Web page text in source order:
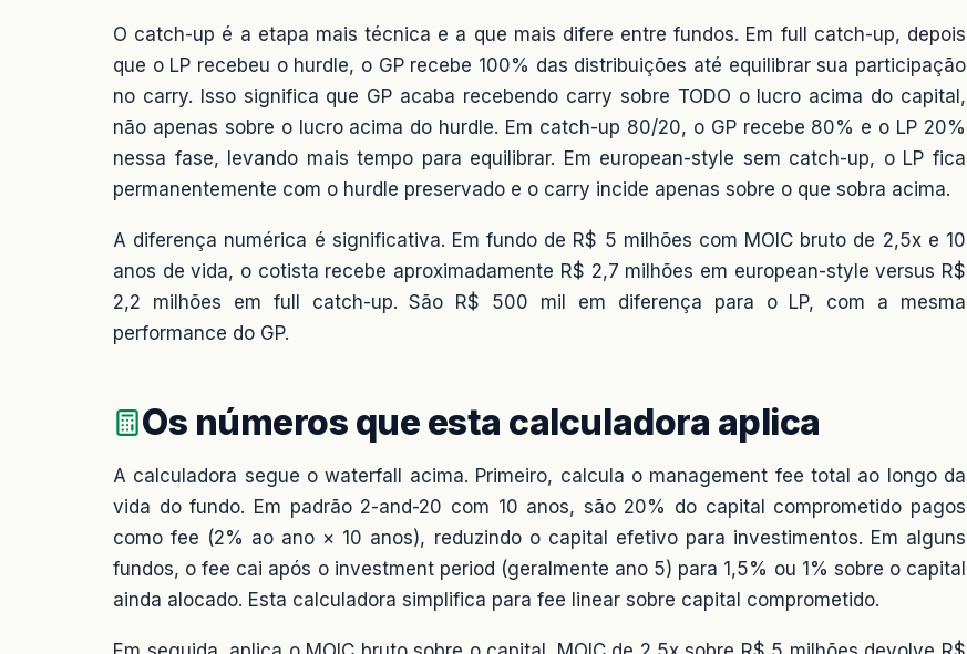
O catch-up é a etapa mais técnica e a que mais difere entre fundos. Em full catch-up, depois
que o LP recebeu o hurdle, o GP recebe 100% das distribuições até equilibrar sua participação
no carry. Isso significa que GP acaba recebendo carry sobre TODO o lucro acima do capital,
não apenas sobre o lucro acima do hurdle. Em catch-up 80/20, o GP recebe 80% e o LP 20%
nessa fase, levando mais tempo para equilibrar. Em european-style sem catch-up, o LP fica
permanentemente com o hurdle preservado e o carry incide apenas sobre o que sobra acima.
A diferença numérica é significativa. Em fundo de R$ 5 milhões com MOIC bruto de 2,5x e 10
anos de vida, o cotista recebe aproximadamente R$ 2,7 milhões em european-style versus R$
2,2 milhões em full catch-up. São R$ 500 mil em diferença para o LP, com a mesma
performance do GP.
Os números que esta calculadora aplica
A calculadora segue o waterfall acima. Primeiro, calcula o management fee total ao longo da
vida do fundo. Em padrão 2-and-20 com 10 anos, são 20% do capital comprometido pagos
como fee (2% ao ano × 10 anos), reduzindo o capital efetivo para investimentos. Em alguns
fundos, o fee cai após o investment period (geralmente ano 5) para 1,5% ou 1% sobre o capital
ainda alocado. Esta calculadora simplifica para fee linear sobre capital comprometido.